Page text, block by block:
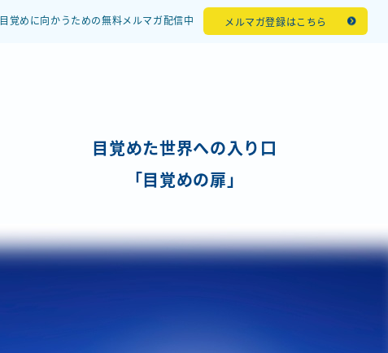
目覚めに向かうための無料メルマガ配信中 メルマガ登録はこちら
目覚めた世界への入り口
「目覚めの扉」